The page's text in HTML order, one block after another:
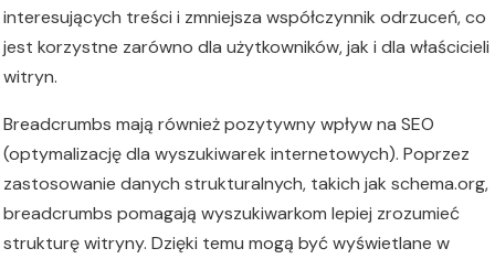
interesujących treści i zmniejsza współczynnik odrzuceń, co
jest korzystne zarówno dla użytkowników, jak i dla właścicieli
witryn.
Breadcrumbs mają również pozytywny wpływ na SEO
(optymalizację dla wyszukiwarek internetowych). Poprzez
zastosowanie danych strukturalnych, takich jak schema.org,
breadcrumbs pomagają wyszukiwarkom lepiej zrozumieć
strukturę witryny. Dzięki temu mogą być wyświetlane w